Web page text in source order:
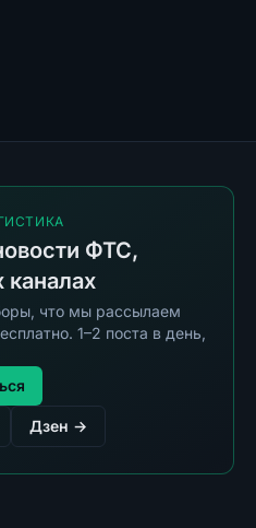
ФТС,
что мы рассылаем
1–2 поста в день,
Дзен →